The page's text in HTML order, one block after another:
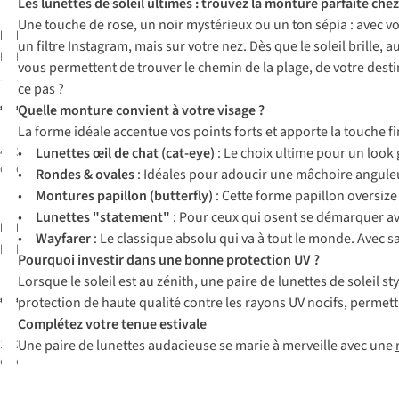
Komono
Lunettes De
Soleil Devon
€59,00
4
couleurs
disponibles
Komono
Lunettes De
Soleil Hayden
€59,00
3
couleurs
disponibles
Komono
Lunettes De
Soleil Louise
€69,00
1
couleur
disponible
Komono
Lunettes De
Soleil Lionel
€69,00
2couleurs
disponibles
Une touche de rose, un noir mystérieux ou un ton sépia : avec
un filtre Instagram, mais sur votre nez. Dès que le soleil brille,
vous permettent de trouver le chemin de la plage, de votre
ce pas ?
Quelle monture convient à votre visage ?
La forme idéale accentue vos points forts et apporte la touche
• Lunettes œil de chat (cat-eye) : Le choix ultime pour un
• Rondes & ovales: Idéales pour adoucir une mâchoire
• Montures papillon (butterfly) : Cette forme papillon
• Lunettes "statement" : Pour ceux qui osent se démarquer
• Wayfarer: Le classique absolu qui va à tout le monde.
Pourquoi investir dans une bonne protection UV ?
Lorsque le soleil est au zénith, une paire de lunettes de soleil
protection de haute qualité contre les rayons UV nocifs,
Complétez votre tenue estivale
Une paire de lunettes audacieuse se marie à merveille avec une